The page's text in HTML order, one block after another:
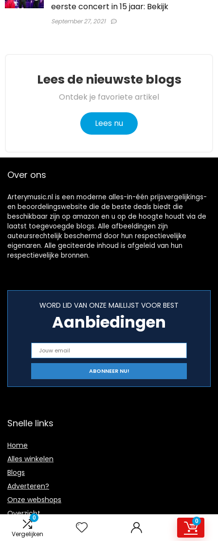
0
Vergelijken
0
eerste concert in 15 jaar: Bekijk
September 27, 2021
Lees de nieuwste blogs
Ontdek je favoriete artikel
Lees nu
Over ons
Arterymusic.nl is een moderne alles-in-één prijsvergelijkings-
en beoordelingswebsite die de beste deals biedt die
beschikbaar zijn op amazon en u op de hoogte houdt via de
laatst toegevoegde blogs. Alle afbeeldingen zijn
auteursrechtelijk beschermd door hun respectievelijke
eigenaren. Alle geciteerde inhoud is afgeleid van hun
respectievelijke bronnen.
WORD LID VAN ONZE MAILLIJST VOOR BEST
Aanbiedingen
Snelle links
Home
Alles winkelen
Blogs
Adverteren?
Onze webshops
Overzicht
Verklaringen